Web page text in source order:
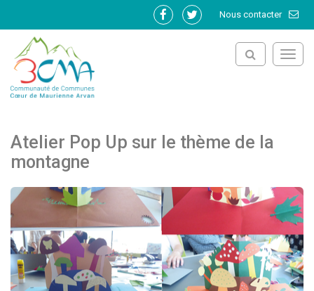
Nous contacter
Lien
Lien
Atelier Pop Up sur le thème de la
montagne